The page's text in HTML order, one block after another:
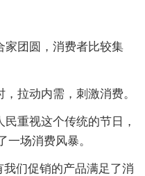
家团圆，消费者比较集
拉动内需，刺激消费。
重视这个传统的节日，
一场消费风暴。
们促销的产品满足了消